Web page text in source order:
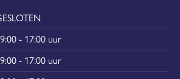
- 17:00 uur
- 17:00 uur